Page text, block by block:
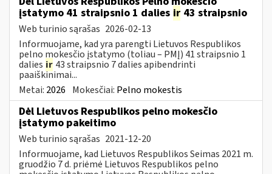
įstatymo 41 straipsnio 1 dalies ir 43 straipsnio
Web turinio sąrašas 2026-02-13
Informuojame, kad yra parengti Lietuvos Respublikos
pelno mokesčio įstatymo (toliau – PMĮ) 41 straipsnio 1
dalies ir 43 straipsnio 7 dalies apibendrinti
paaiškinimai...
Metai: 2026 Mokesčiai: Pelno mokestis
Dėl Lietuvos Respublikos pelno mokesčio
įstatymo pakeitimo
Web turinio sąrašas 2021-12-20
Informuojame, kad Lietuvos Respublikos Seimas 2021 m.
gruodžio 7 d. priėmė Lietuvos Respublikos pelno